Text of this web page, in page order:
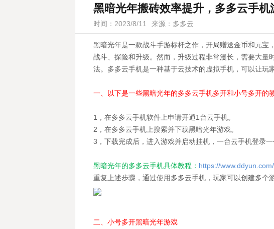
黑暗光年搬砖效率提升，多多云手
时间：2023/8/11 来源：多多云
黑暗光年是一款战斗手游标杆之作，开局赠送金币和元
战斗、探险和升级。然而，升级过程非常漫长，需要大
法。多多云手机是一种基于云技术的虚拟手机，可以让玩
一、以下是一些黑暗光年的多多云手机多开和小号多开的
1，在多多云手机软件上申请开通1台云手机。
2，在多多云手机上搜索并下载黑暗光年游戏。
3，下载完成后，进入游戏并启动挂机，一台云手机登录一
黑暗光年的多多云手机具体教程： https://
重复上述步骤，通过使用多多云手机，玩家可以创建多个
二、小号多开黑暗光年游戏